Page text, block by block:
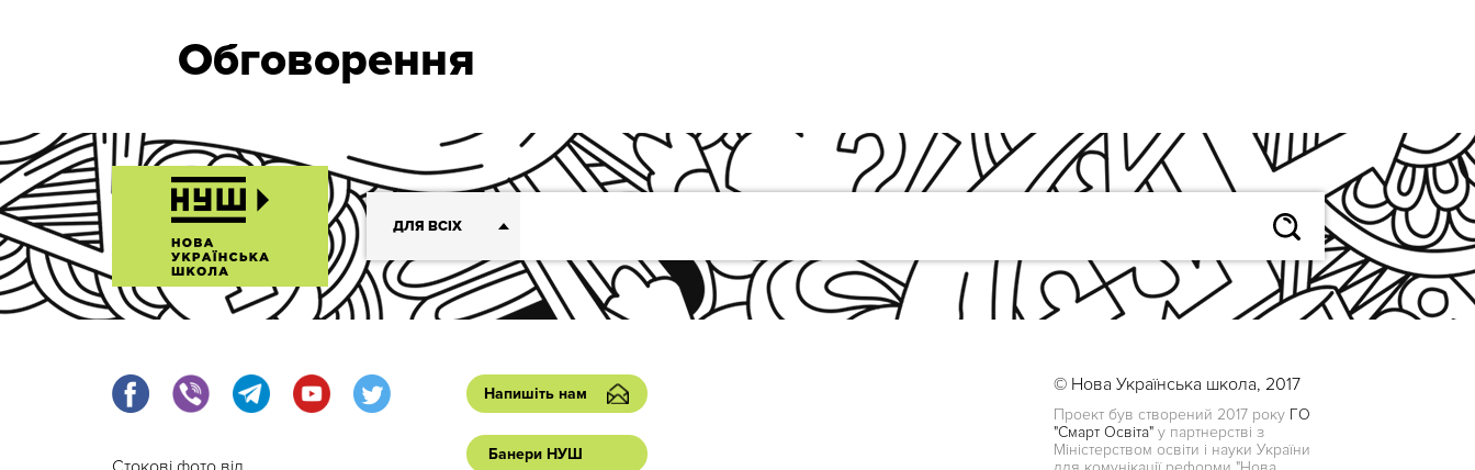
Обговорення
ДЛЯ ВСІХ
Напишіть нам
Банери НУШ
© Нова Українська школа, 2017
Проект був створений 2017 року ГО
"Смарт Освіта" у партнерстві з
Міністерством освіти і науки України